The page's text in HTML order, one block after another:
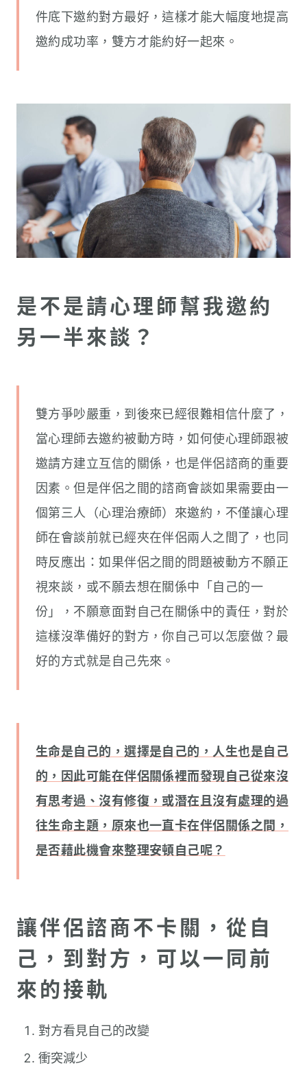
件底下邀約對方最好，這樣才能大幅度地提高
邀約成功率，雙方才能約好一起來。
是不是請心理師幫我邀約
另一半來談？
雙方爭吵嚴重，到後來已經很難相信什麼了，
當心理師去邀約被動方時，如何使心理師跟被
邀請方建立互信的關係，也是伴侶諮商的重要
因素。但是伴侶之間的諮商會談如果需要由一
個第三人（心理治療師）來邀約，不僅讓心理
師在會談前就已經夾在伴侶兩人之間了，也同
時反應出：如果伴侶之間的問題被動方不願正
視來談，或不願去想在關係中「自己的一
份」，不願意面對自己在關係中的責任，對於
這樣沒準備好的對方，你自己可以怎麼做？最
好的方式就是自己先來。
生命是自己的，選擇是自己的，人生也是自己
的，因此可能在伴侶關係裡而發現自己從來沒
有思考過、沒有修復，或潛在且沒有處理的過
往生命主題，原來也一直卡在伴侶關係之間，
是否藉此機會來整理安頓自己呢？
讓伴侶諮商不卡關，從自
己，到對方，可以一同前
來的接軌
對方看見自己的改變
衝突減少